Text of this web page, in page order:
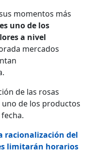
momentos más
uno de los
a nivel
mercados
de las rosas
de los productos
racionalización del
limitarán horarios